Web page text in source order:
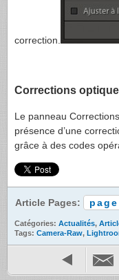
correction.
Corrections
Le panneau
présence d’une
grâce à des codes
Article Pages:
Catégories: Actualités,
Tags: Camera-Raw,